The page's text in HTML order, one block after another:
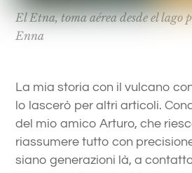
El Etna, toma aérea desde el lago
Enna
La mia storia con il vulcano
lo lascerò per altri articoli.
del mio amico Arturo, che
riassumere tutto con
siano generazioni là, a